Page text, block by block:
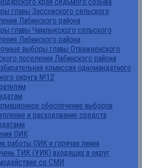
главы Зассовского сельского
Лабинского района
главы Чамлыкского сельского
Лабинского района
выборы главы Отважненского
поселения Лабинского района
комиссия одномандатного
округа №12
обеспечение выборов
и расходование средств
ОИК
работы ОИК и горячая линия
ТИК (УИК) входящих в округ
со СМИ